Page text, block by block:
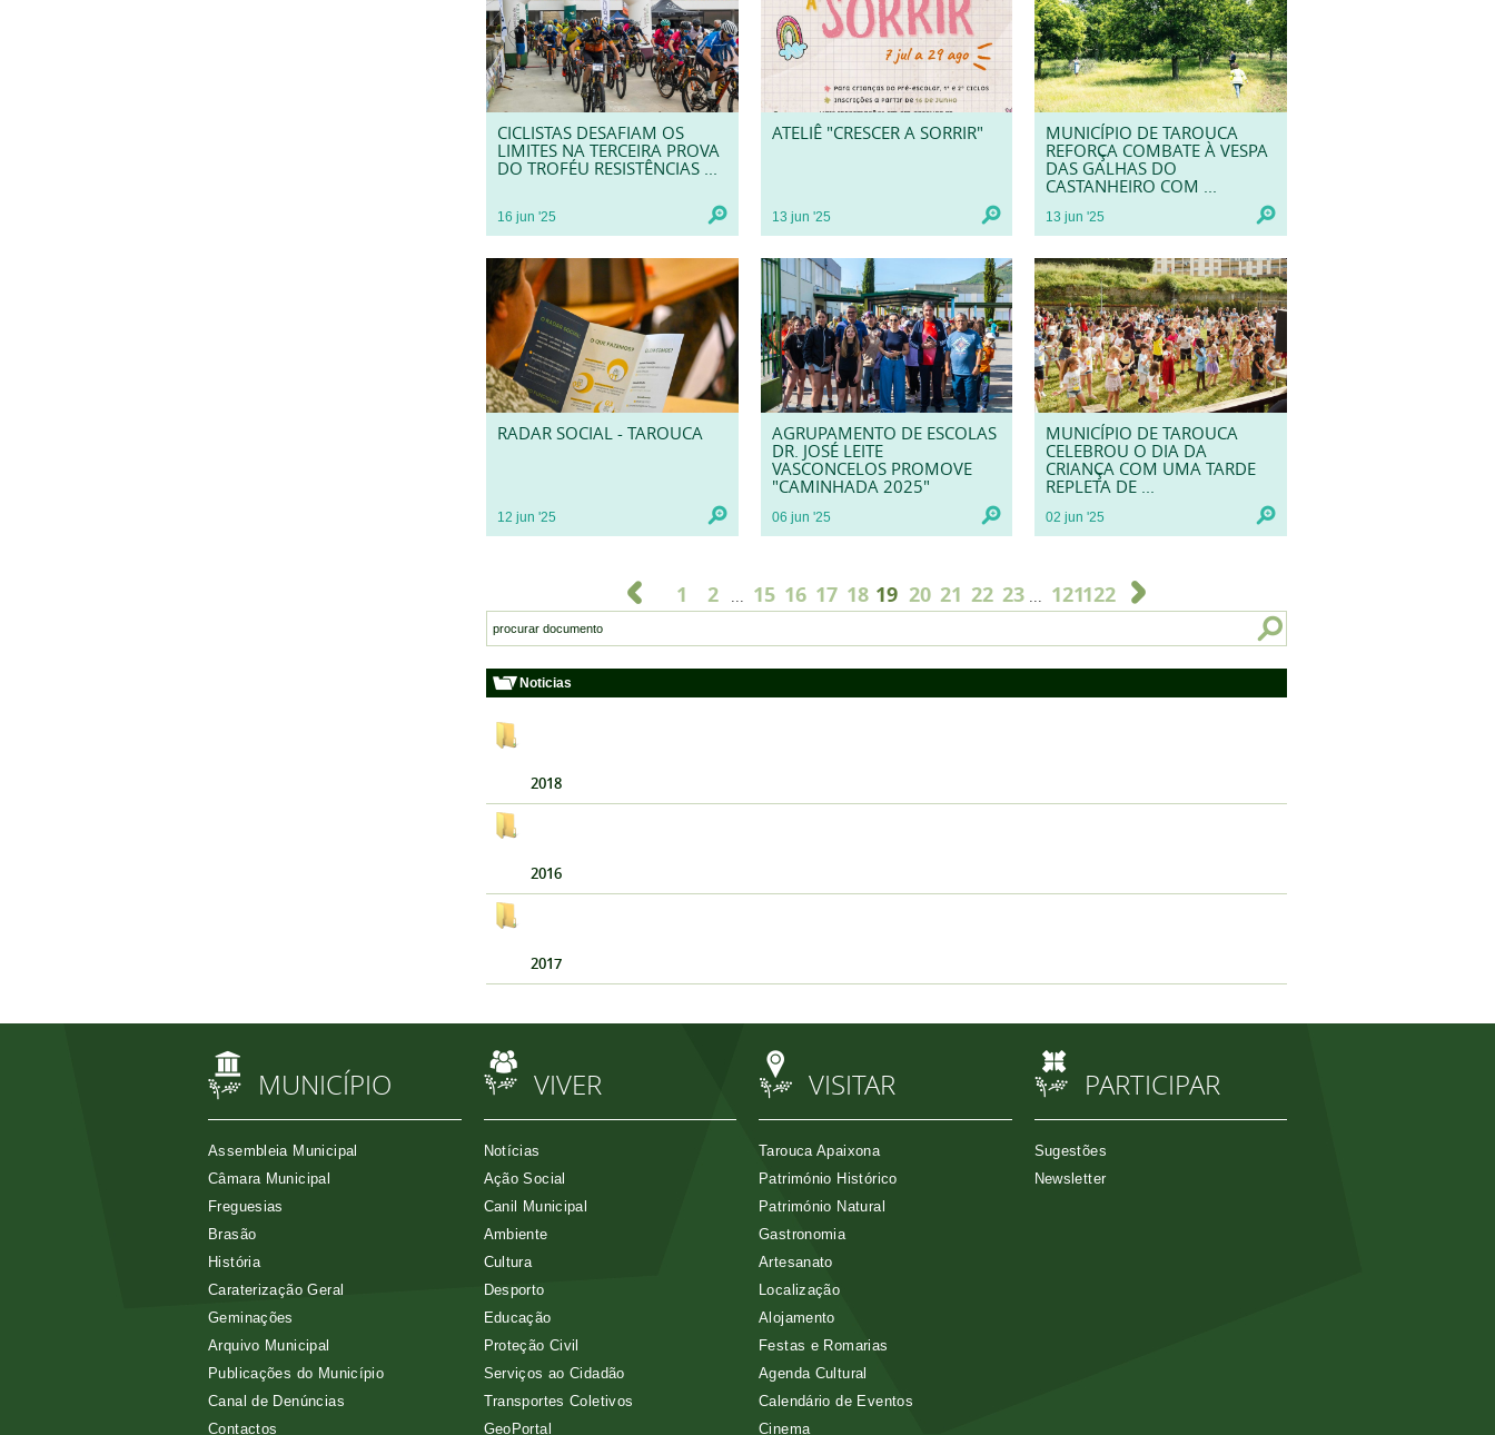
CICLISTAS DESAFIAM OS
LIMITES NA TERCEIRA PROVA
DO TROFÉU RESISTÊNCIAS ...
16 jun '25
ATELIÊ "CRESCER A SORRIR"
13 jun '25
MUNICÍPIO DE TAROUCA
REFORÇA COMBATE À VESPA
DAS GALHAS DO
CASTANHEIRO COM ...
13 jun '25
RADAR SOCIAL - TAROUCA
12 jun '25
AGRUPAMENTO DE ESCOLAS
DR. JOSÉ LEITE
VASCONCELOS PROMOVE
"CAMINHADA 2025"
06 jun '25
MUNICÍPIO DE TAROUCA
CELEBROU O DIA DA
CRIANÇA COM UMA TARDE
REPLETA DE ...
02 jun '25
1 2 ... 15 16 17 18 19 20 21 22 23 ... 121122
Noticias
2018
2016
2017
MUNICÍPIO
Assembleia Municipal
Câmara Municipal
Freguesias
Brasão
História
Caraterização Geral
Geminações
Arquivo Municipal
Publicações do Município
Canal de Denúncias
Contactos
VIVER
Notícias
Ação Social
Canil Municipal
Ambiente
Cultura
Desporto
Educação
Proteção Civil
Serviços ao Cidadão
Transportes Coletivos
GeoPortal
VISITAR
Tarouca Apaixona
Património Histórico
Património Natural
Gastronomia
Artesanato
Localização
Alojamento
Festas e Romarias
Agenda Cultural
Calendário de Eventos
Cinema
PARTICIPAR
Sugestões
Newsletter